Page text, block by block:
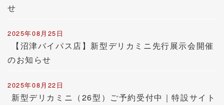
せ
2025年08月25日
【沼津バイパス店】新型デリカミニ先行展示会開催
のお知らせ
2025年08月22日
新型デリカミニ（26型）ご予約受付中｜特設サイト